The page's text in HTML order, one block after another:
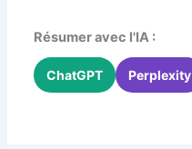
Résumer avec l'IA :
ChatGPT Perplexity